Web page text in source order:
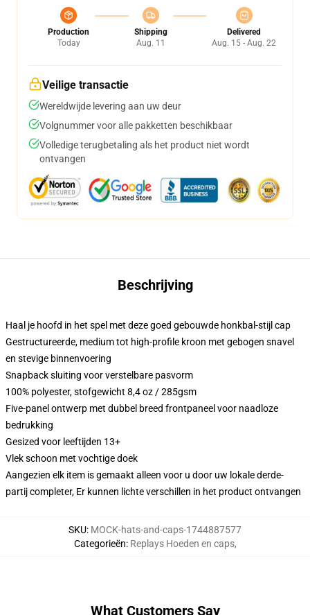
Production
Today
Shipping
Aug. 11
Delivered
Aug. 15 - Aug. 22
Veilige transactie
Wereldwijde levering aan uw deur
Volgnummer voor alle pakketten beschikbaar
Volledige terugbetaling als het product niet wordt
ontvangen
Beschrijving
Haal je hoofd in het spel met deze goed gebouwde honkbal-stijl cap
Gestructureerde, medium tot high-profile kroon met gebogen snavel
en stevige binnenvoering
Snapback sluiting voor verstelbare pasvorm
100% polyester, stofgewicht 8,4 oz / 285gsm
Five-panel ontwerp met dubbel breed frontpaneel voor naadloze
bedrukking
Gesized voor leeftijden 13+
Vlek schoon met vochtige doek
Aangezien elk item is gemaakt alleen voor u door uw lokale derde-
partij completer, Er kunnen lichte verschillen in het product ontvangen
SKU: MOCK-hats-and-caps-1744887577
Categorieën: Replays Hoeden en caps,
What Customers Say